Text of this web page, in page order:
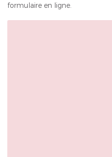
formulaire en ligne.